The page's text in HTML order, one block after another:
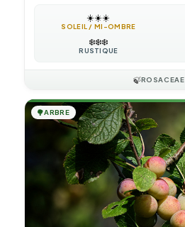
☀️☀️☀️
SOLEIL / MI-OMBRE
❄️❄️❄️
RUSTIQUE
🍃ROSACEAE
🌳ARBRE